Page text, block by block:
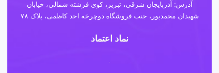
آدرس: آذربایجان شرقی، تبریز، کوی فرشته شمالی، خیابان
شهیدان محمدپور، جنب فروشگاه دوچرخه احد کاظمی، پلاک ۷۸
نماد اعتماد